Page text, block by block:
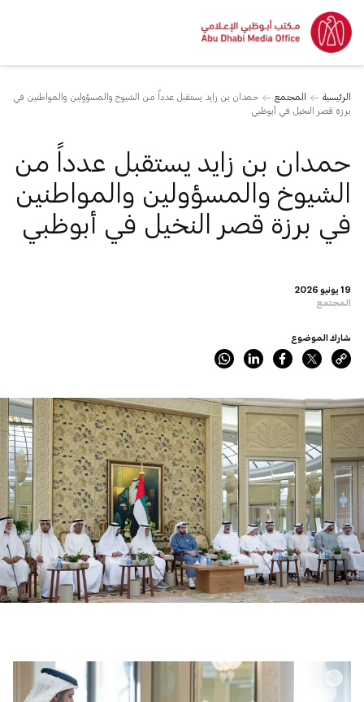
الرئيسية المجتمع
حمدان بن زايد يستقبل عدداً من الشيوخ والمسؤولين والمواطنين في
برزة قصر النخيل في أبوظبي
19 يونيو 2026
المجتمع
حمدان بن زايد يستقبل عدداً من
الشيوخ والمسؤولين والمواطنين
في برزة قصر النخيل في أبوظبي
شارك الموضوع